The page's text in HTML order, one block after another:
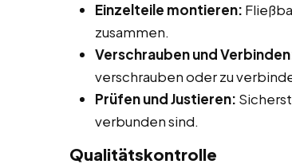
Einzelteile montieren:
zusammen.
Verschrauben und
verschrauben oder zu
Prüfen und Justieren:
verbunden sind.
Qualitätskontrolle